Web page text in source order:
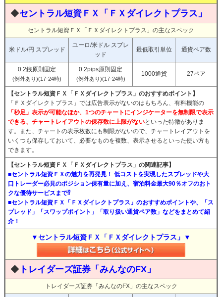
◆セントラル短資ＦＸ「ＦＸダイレクトプラス」
セントラル短資ＦＸ「ＦＸダイレクトプラス」の主なスペック
米ドル/円 スプレッド
ユーロ/米ドル スプレ
ッド
最低取引単位 通貨ペア数
0.2銭原則固定
(例外あり)(17-24時)
0.2pips原則固定
(例外あり)(17-24時)
1000通貨 27ペア
【セントラル短資ＦＸ「ＦＸダイレクトプラス」のおすすめポイント】
「ＦＸダイレクトプラス」では広告表示がないのはもちろん、有料機能の
「秒足」表示が可能なほか、1つのチャートにインジケーターを無制限で表示
できる、チャートレイアウトの保存数に上限がないといった特徴がありま
す。また、チャートの表示枚数にも制限がないので、チャートレイアウトを
いくつも保存しておいて、必要なものを複数、表示させるといった使い方も
できます。
【セントラル短資ＦＸ「ＦＸダイレクトプラス」の関連記事】
■セントラル短資ＦＸの魅力を再発見！ 低コストを実現したスプレッドや大
口トレーダー必見のポジション保有量に加え、宿泊料金最大90％オフのおト
クな優待サービスまで⁉
■セントラル短資ＦＸ「ＦＸダイレクトプラス」のおすすめポイントや、「ス
プレッド」「スワップポイント」「取り扱い通貨ペア数」などをまとめて紹
介！
▼セントラル短資ＦＸ「ＦＸダイレクトプラス」▼
◆ トレイダーズ証券「みんなのFX」
トレイダーズ証券「みんなのFX」の主なスペック